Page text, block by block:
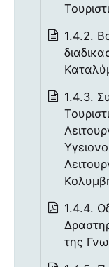
1.4.2.
1.4.3.
1.4.4.
της